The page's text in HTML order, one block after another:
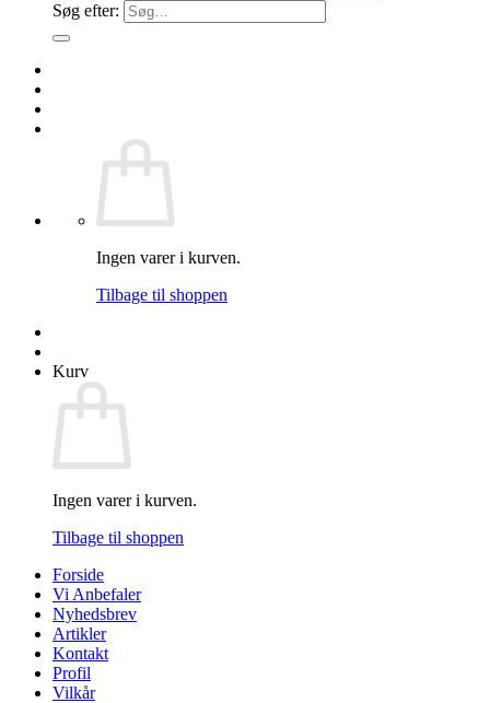
Søg efter:
Ingen varer i kurven.
Tilbage til shoppen
Kurv
Ingen varer i kurven.
Tilbage til shoppen
Forside
Vi Anbefaler
Nyhedsbrev
Artikler
Kontakt
Profil
Vilkår